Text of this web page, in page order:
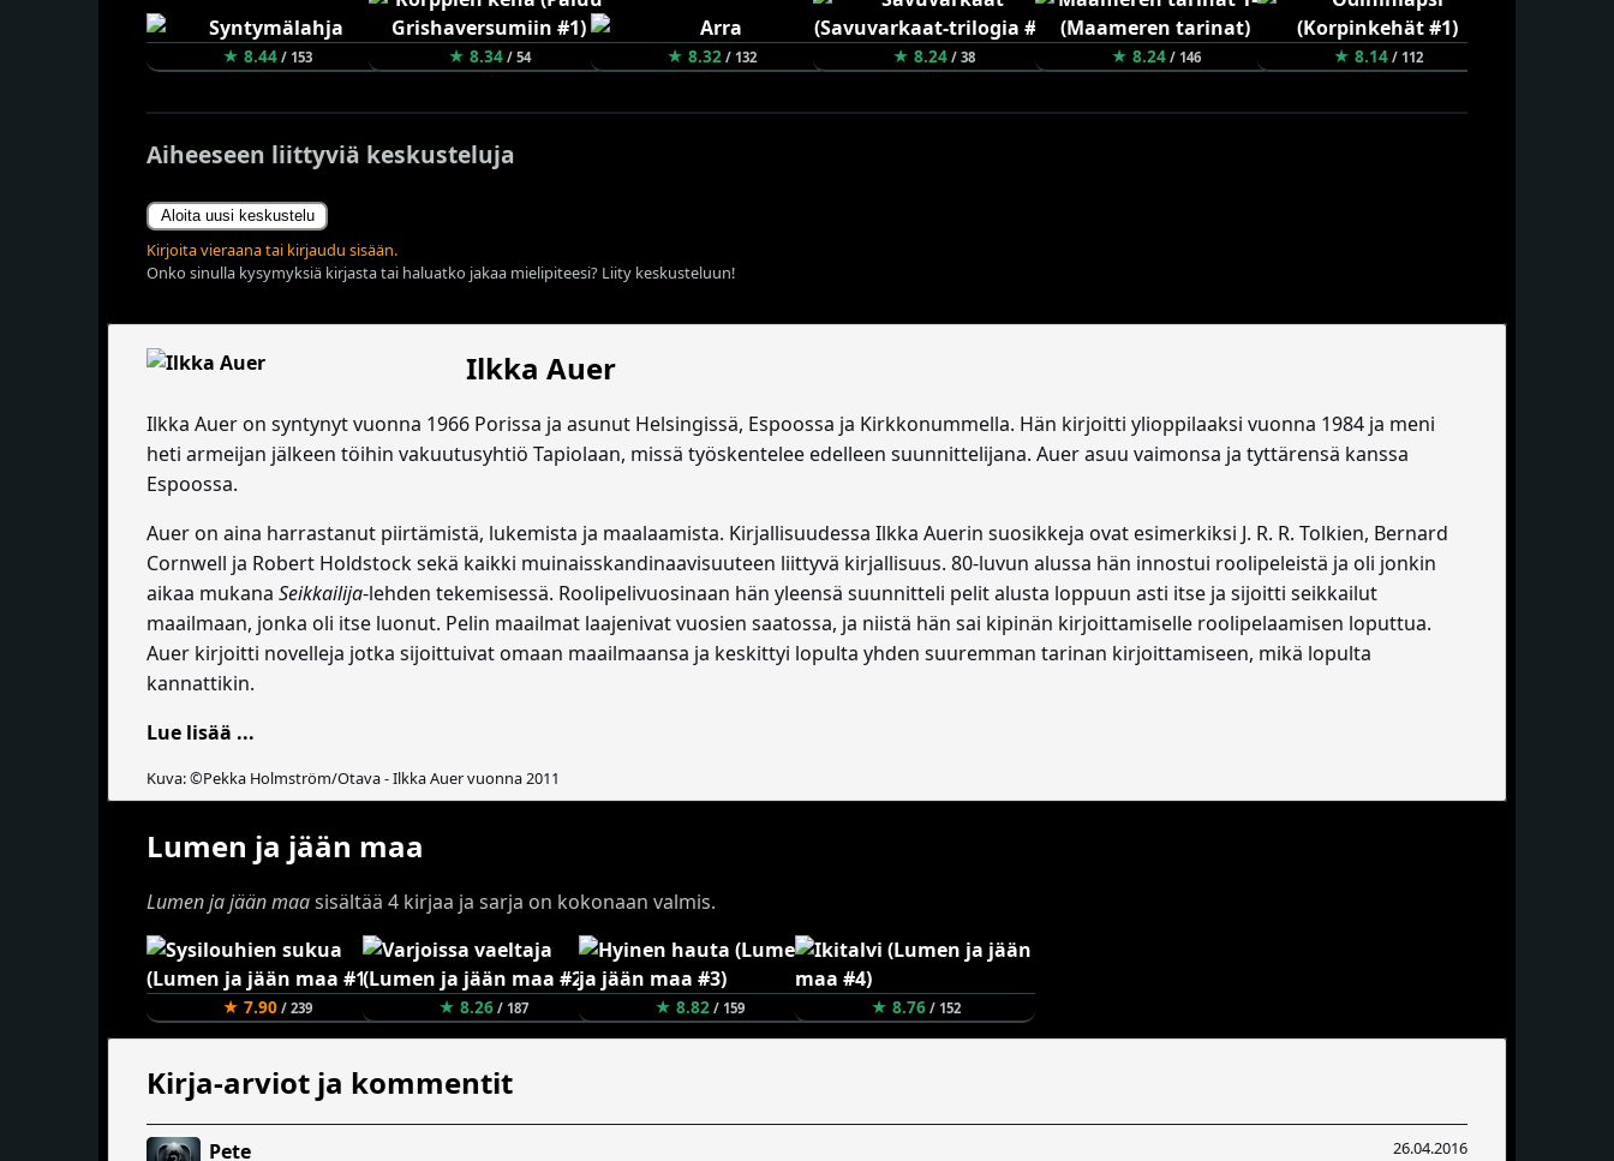
★ 8.44/ 153 ★ 8.34/ 54 ★ 8.32/ 132 ★ 8.24/ 38 ★ 8.24/ 146 ★ 8.14/ 112
Aiheeseen liittyviä keskusteluja
Aloita uusi keskustelu
Kirjoita vieraana tai kirjaudu sisään.
Onko sinulla kysymyksiä kirjasta tai haluatko jakaa mielipiteesi? Liity keskusteluun!
Ilkka Auer
Ilkka Auer on syntynyt vuonna 1966 Porissa ja asunut Helsingissä, Espoossa ja Kirkkonummella. Hän kirjoitti ylioppilaaksi vuonna 1984 ja meni
heti armeijan jälkeen töihin vakuutusyhtiö Tapiolaan, missä työskentelee edelleen suunnittelijana. Auer asuu vaimonsa ja tyttärensä kanssa
Espoossa.
Auer on aina harrastanut piirtämistä, lukemista ja maalaamista. Kirjallisuudessa Ilkka Auerin suosikkeja ovat esimerkiksi J. R. R. Tolkien, Bernard
Cornwell ja Robert Holdstock sekä kaikki muinaisskandinaavisuuteen liittyvä kirjallisuus. 80-luvun alussa hän innostui roolipeleistä ja oli jonkin
aikaa mukana Seikkailija-lehden tekemisessä. Roolipelivuosinaan hän yleensä suunnitteli pelit alusta loppuun asti itse ja sijoitti seikkailut
maailmaan, jonka oli itse luonut. Pelin maailmat laajenivat vuosien saatossa, ja niistä hän sai kipinän kirjoittamiselle roolipelaamisen loputtua.
Auer kirjoitti novelleja jotka sijoittuivat omaan maailmaansa ja keskittyi lopulta yhden suuremman tarinan kirjoittamiseen, mikä lopulta
kannattikin.
Lue lisää ...
Kuva: ©Pekka Holmström/Otava - Ilkka Auer vuonna 2011
Lumen ja jään maa
Lumen ja jään maasisältää 4 kirjaa ja sarja on kokonaan valmis.
★ 7.90/ 239 ★ 8.26/ 187 ★ 8.82/ 159 ★ 8.76/ 152
Kirja-arviot ja kommentit
26.04.2016
Pete